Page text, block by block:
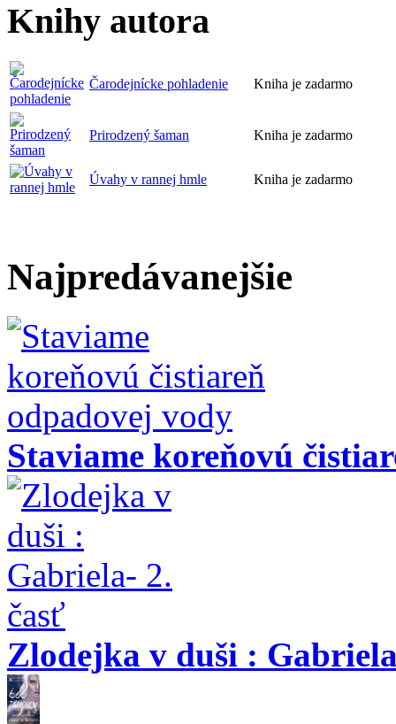
Knihy autora
Čarodejnícke pohladenie Kniha je zadarmo
Prirodzený šaman Kniha je zadarmo
Úvahy v rannej hmle Kniha je zadarmo
Najpredávanejšie
Staviame koreňovú
Zlodejka v duši :